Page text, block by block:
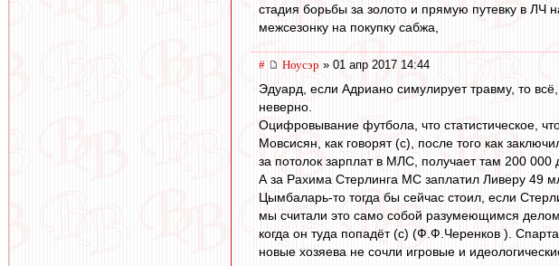
стадия борьбы за золото и прямую путевку в ЛЧ
межсезонку на покупку сабжа,
# Ноусэр » 01 апр 2017 14:44
Эдуард, если Адриано симулирует травму, то
неверно.
Оцифровывание футбола, что статистическое,
Мовсисян, как говорят (с), после того как
за потолок зарплат в МЛС, получает там 200 000
А за Рахима Стерлинга МС заплатил Ливеру 49
Цымбаларь-то тогда бы сейчас стоил, если
мы считали это само собой разумеющимся
когда он туда попадёт (с) (Ф.Ф.Черенков ).
новые хозяева не сочли игровые и